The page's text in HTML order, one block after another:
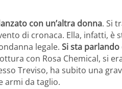
con un’altra donna. Si
di cronaca. Ella, infatti, è
legale. Si sta
con Rosa Chemical, si
Treviso, ha subito una
armi da taglio.